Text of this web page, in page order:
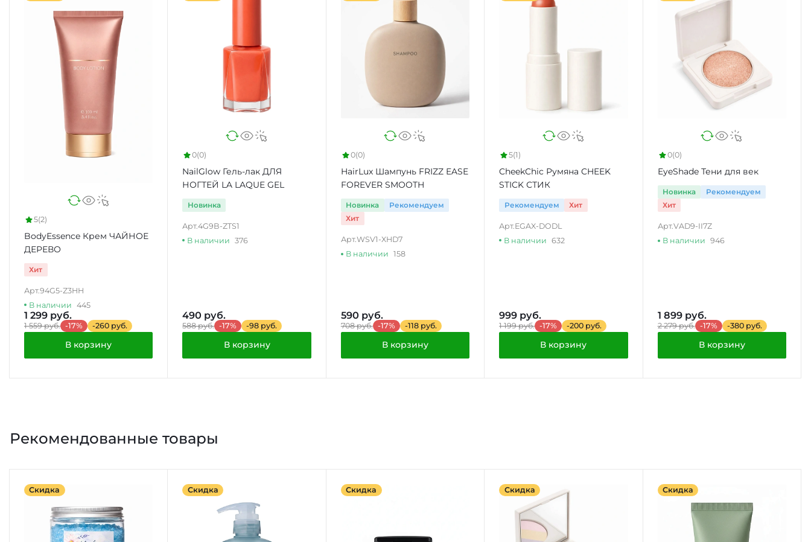
5(2)
BodyEssence Крем ЧАЙНОЕ
ДЕРЕВО
Хит
Арт.94G5-Z3HH
В наличии 445
1 299 руб.
1 559 руб. -17% -260 руб.
В корзину
0(0)
NailGlow Гель-лак ДЛЯ
НОГТЕЙ LA LAQUE GEL
Новинка
Арт.4G9B-ZTS1
В наличии
376
490 руб.
588 руб. -17% -98 руб.
В корзину
0(0)
HairLux Шампунь FRIZZ EASE
FOREVER SMOOTH
Новинка
Рекомендуем
Хит
Арт.WSV1-XHD7
В наличии 158
590 руб.
708 руб. -17% -118 руб.
В корзину
5(1)
CheekChic Румяна CHEEK
STICK СТИК
Рекомендуем Хит
Арт. EGAX-DODL
В наличии
632
999 руб.
1 199 руб. -17% -200 руб.
В корзину
0(0)
EyeShade Тени для век
Новинка
Рекомендуем
Хит
Арт.VAD9-II7Z
В наличии 946
1 899 руб.
2 279 руб. -17% -380 руб.
В корзину
Рекомендованные товары
Скидка Скидка Скидка Скидка Скидка